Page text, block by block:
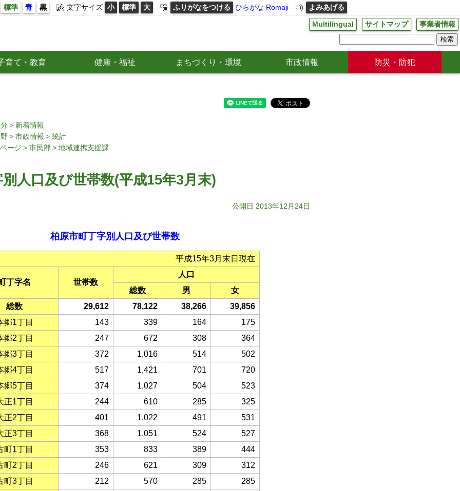
標準 青 黒 文字サイズ 小 標準 大 ふりがなをつける ひらがな Romaji よみあげる
Multilingual サイトマップ 事業者情報
育て・教育 健康・福祉 まちづくり・環境 市政情報 防災・防犯
新着情報
市政情報
統計
ージ
市民部 地域連携支援課
人口及び世帯数(平成15年3月末)
公開日 2013年12月24日
柏原市町丁字別人口及び世帯数
平成15年3月末日現在
丁字名 世帯数
人口
総数
男
女
総数
29,612 78,122 38,266
39,856
郷1丁目
143 339 164
175
郷2丁目
247 672 308
364
郷3丁目
372 1,016 514
502
郷4丁目
517 1,421 701
720
郷5丁目
374 1,027 504
523
正1丁目
244 610 285
325
正2丁目
401 1,022 491
531
正3丁目
368 1,051 524
527
町1丁目
353 833 389
444
町2丁目
246 621 309
312
町3丁目
212 570 285
285